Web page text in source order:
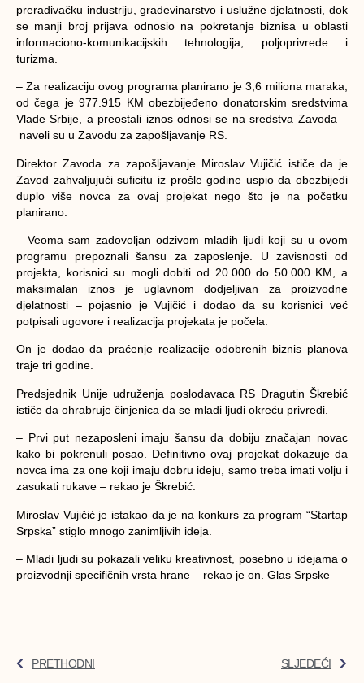
prerađivačku industriju, građevinarstvo i uslužne djelatnosti, dok
se manji broj prijava odnosio na pokretanje biznisa u oblasti
informaciono-komunikacijskih tehnologija, poljoprivrede i
turizma.
– Za realizaciju ovog programa planirano je 3,6 miliona maraka,
od čega je 977.915 KM obezbijeđeno donatorskim sredstvima
Vlade Srbije, a preostali iznos odnosi se na sredstva Zavoda –
naveli su u Zavodu za zapošljavanje RS.
Direktor Zavoda za zapošljavanje Miroslav Vujičić ističe da je
Zavod zahvaljujući suficitu iz prošle godine uspio da obezbijedi
duplo više novca za ovaj projekat nego što je na početku
planirano.
– Veoma sam zadovoljan odzivom mladih ljudi koji su u ovom
programu prepoznali šansu za zaposlenje. U zavisnosti od
projekta, korisnici su mogli dobiti od 20.000 do 50.000 KM, a
maksimalan iznos je uglavnom dodjeljivan za proizvodne
djelatnosti –pojasnio je Vujičić i dodao da su korisnici već
potpisali ugovore i realizacija projekata je počela.
On je dodao da praćenje realizacije odobrenih biznis planova
traje tri godine.
Predsjednik Unije udruženja poslodavaca RS Dragutin Škrebić
ističe da ohrabruje činjenica da se mladi ljudi okreću privredi.
– Prvi put nezaposleni imaju šansu da dobiju značajan novac
kako bi pokrenuli posao. Definitivno ovaj projekat dokazuje da
novca ima za one koji imaju dobru ideju, samo treba imati volju i
zasukati rukave – rekao je Škrebić.
Miroslav Vujičić je istakao da je na konkurs za program “Startap
Srpska” stiglo mnogo zanimljivih ideja.
– Mladi ljudi su pokazali veliku kreativnost, posebno u idejama o
proizvodnji specifičnih vrsta hrane – rekao je on. Glas Srpske
PRETHODNI SLJEDEĆI